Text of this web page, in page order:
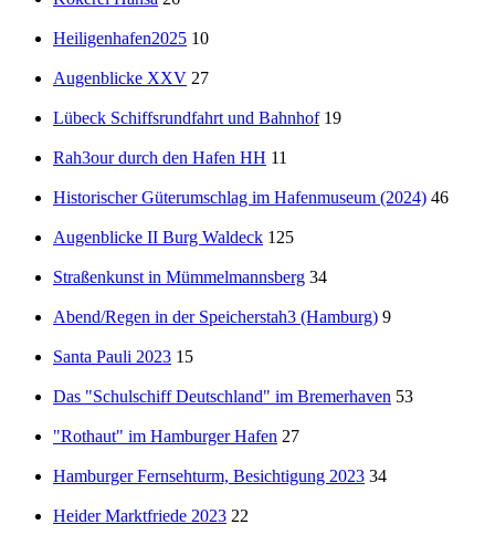
Heiligenhafen2025 10
Augenblicke XXV 27
Lübeck Schiffsrundfahrt und Bahnhof 19
Rah3our durch den Hafen HH 11
Historischer Güterumschlag im Hafenmuseum (2024) 46
Augenblicke II Burg Waldeck 125
Straßenkunst in Mümmelmannsberg 34
Abend/Regen in der Speicherstah3 (Hamburg) 9
Santa Pauli 2023 15
Das "Schulschiff Deutschland" im Bremerhaven 53
"Rothaut" im Hamburger Hafen 27
Hamburger Fernsehturm, Besichtigung 2023 34
Heider Marktfriede 2023 22